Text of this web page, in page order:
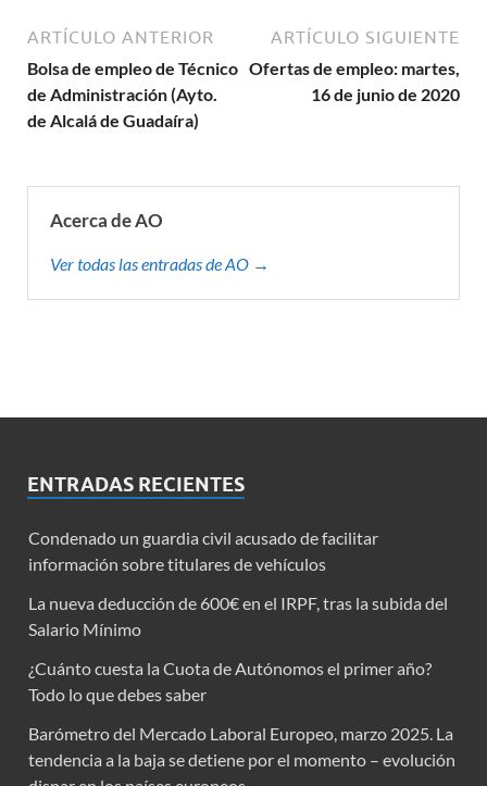
ARTÍCULO ANTERIOR
Bolsa de empleo de Técnico
de Administración (Ayto.
de Alcalá de Guadaíra)
ARTÍCULO SIGUIENTE
Ofertas de empleo: martes,
16 de junio de 2020
Acerca de AO
Ver todas las entradas de AO →
ENTRADAS RECIENTES
Condenado un guardia civil acusado de facilitar
información sobre titulares de vehículos
La nueva deducción de 600€ en el IRPF, tras la subida del
Salario Mínimo
¿Cuánto cuesta la Cuota de Autónomos el primer año?
Todo lo que debes saber
Barómetro del Mercado Laboral Europeo, marzo 2025. La
tendencia a la baja se detiene por el momento – evolución